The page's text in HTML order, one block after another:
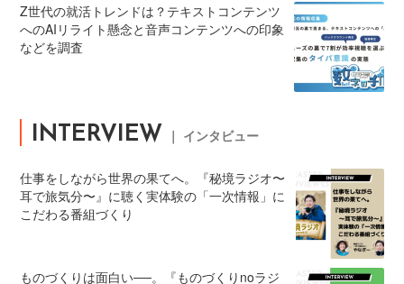
Z世代の就活トレンドは？テキストコンテンツ
へのAIリライト懸念と音声コンテンツへの印象
などを調査
INTERVIEW ｜ インタビュー
仕事をしながら世界の果てへ。『秘境ラジオ〜
耳で旅気分〜』に聴く実体験の「一次情報」に
こだわる番組づくり
ものづくりは面白い──。『ものづくりnoラジ